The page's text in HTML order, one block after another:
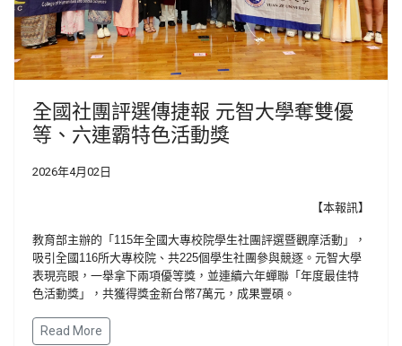
全國社團評選傳捷報 元智大學奪雙優
等、六連霸特色活動獎
2026年4月02日
【本報訊】
教育部主辦的「 115年全國大專校院學生社團評選暨觀摩活動」，
吸引全國 116所大專校院、共225個學生社團參與競逐。元智大學
表現亮眼，一舉拿下兩項優等獎，並連續六年蟬聯「年度最佳特
色活動獎」，共獲得獎金新台幣7萬元，成果豐碩。
Read More